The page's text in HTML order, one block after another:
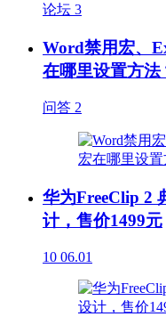
论坛 3
Word禁用宏、
在哪里设置方法
问答 2
华为FreeClip 2
计，售价1499元
10 06.01